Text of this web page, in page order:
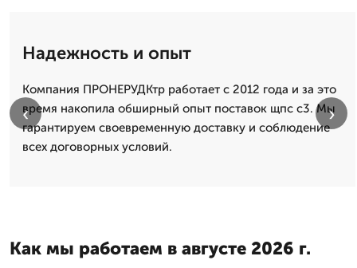
Надежность и опыт
Компания ПРОНЕРУДКтр работает с 2012 года и за это
время накопила обширный опыт поставок щпс с3. Мы
гарантируем своевременную доставку и соблюдение
всех договорных условий.
‹ ›
Как мы работаем в августе 2026 г.